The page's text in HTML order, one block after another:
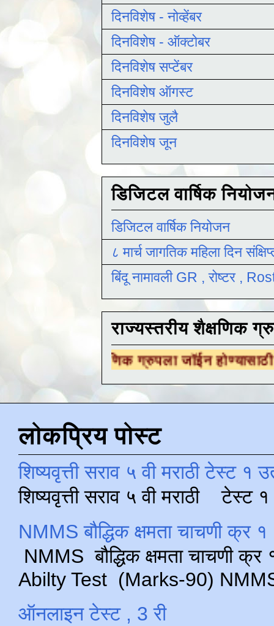
दिनविशेष - नोव्हेंबर
दिनविशेष - ऑक्टोबर
दिनविशेष सप्टेंबर
दिनविशेष ऑगस्ट
दिनविशेष जुलै
दिनविशेष जून
डिजिटल वार्षिक
डिजिटल वार्षिक नियोजन
८ मार्च जागतिक महिला दिन
बिंदू नामावली GR , रोष्टर ,
राज्यस्तरीय शैक्षणिक
शैक्षणिक ग्रुपला जॉईन होण्यासाठीयेथे क्लिक
लोकप्रिय पोस्ट
शिष्यवृत्ती सराव ५ वी मराठी टेस्ट १
शिष्यवृत्ती सराव ५ वी मराठी टेस्ट
NMMS बौद्धिक क्षमता चाचणी क्र
NMMS बौद्धिक क्षमता चाचणी
Abilty Test (Marks-90) NMMS
ऑनलाइन टेस्ट , 3 री